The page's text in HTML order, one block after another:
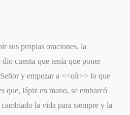
sus propias oraciones, la
cuenta que tenía que poner
y empezar a <<oír>> lo que
que, lápiz en mano, se embarcó
la vida para siempre y la